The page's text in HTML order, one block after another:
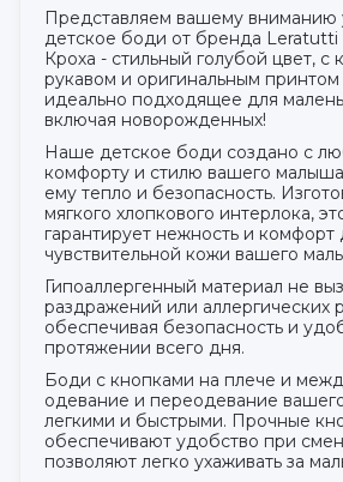
Представляем вашему вниманию
детское боди от бренда Leratutti
Кроха - стильный голубой цвет, с
рукавом и оригинальным
идеально подходящее для
включая новорожденных!
Наше детское боди создано с
комфорту и стилю вашего
ему тепло и безопасность.
мягкого хлопкового интерлока,
гарантирует нежность и комфорт
чувствительной кожи вашего
Гипоаллергенный материал не
раздражений или аллергических
обеспечивая безопасность и
протяжении всего дня.
Боди с кнопками на плече и
одевание и переодевание
легкими и быстрыми. Прочные
обеспечивают удобство при
позволяют легко ухаживать за